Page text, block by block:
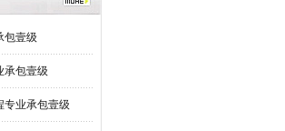
包壹级
承包壹级
专业承包壹级